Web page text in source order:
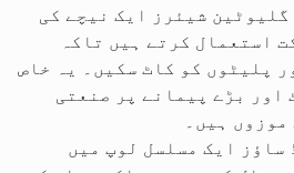
شیئرز ایک نیچے کی
استعمال کرتے ہیں تاکہ
پلیٹوں کو کاٹ سکیں۔ یہ خاص
اور بڑے پیمانے پر صنعتی
ہیں۔
ساؤز ایک مسلسل لوپ میں